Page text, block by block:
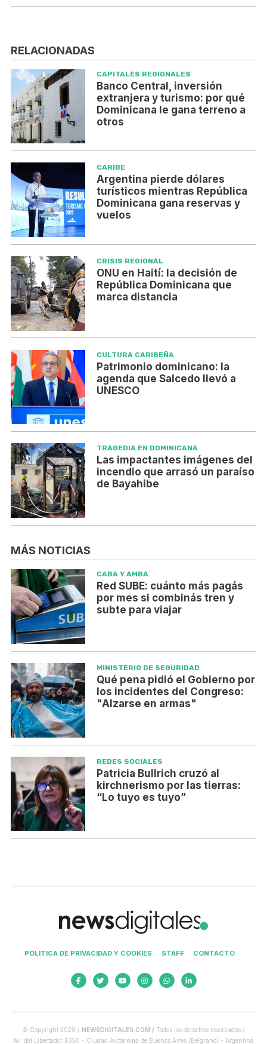
RELACIONADAS
CAPITALES REGIONALES
Banco Central, inversión
extranjera y turismo: por qué
Dominicana le gana terreno a
otros
CARIBE
Argentina pierde dólares
turísticos mientras República
Dominicana gana reservas y
vuelos
CRISIS REGIONAL
ONU en Haití: la decisión de
República Dominicana que
marca distancia
CULTURA CARIBEÑA
Patrimonio dominicano: la
agenda que Salcedo llevó a
UNESCO
TRAGEDIA EN DOMINICANA
Las impactantes imágenes del
incendio que arrasó un paraíso
de Bayahibe
MÁS NOTICIAS
CABA Y AMBA
Red SUBE: cuánto más pagás
por mes si combinás tren y
subte para viajar
MINISTERIO DE SEGURIDAD
Qué pena pidió el Gobierno por
los incidentes del Congreso:
"Alzarse en armas"
REDES SOCIALES
Patricia Bullrich cruzó al
kirchnerismo por las tierras:
“Lo tuyo es tuyo”
POLITICA DE PRIVACIDAD Y COOKIES STAFF CONTACTO
© Copyright 2020 / NEWSDIGITALES.COM / Todos los derechos reservados /
Av. del Libertador 6350 - Ciudad Autónoma de Buenos Aires (Belgrano) - Argentina